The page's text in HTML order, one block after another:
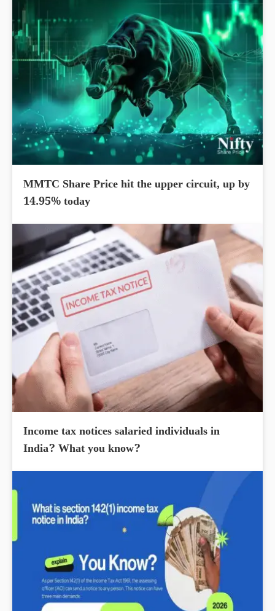
MMTC Share Price hit the upper circuit, up by
14.95% today
Income tax notices salaried individuals in
India? What you know?